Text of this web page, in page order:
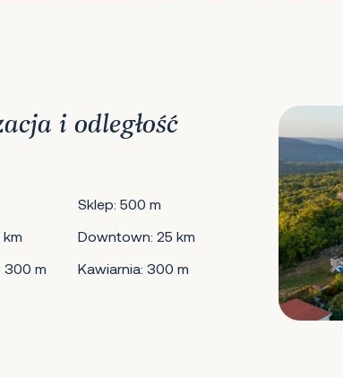
i odległość
Sklep: 500 m
Downtown: 25 km
300 m
Kawiarnia: 300 m